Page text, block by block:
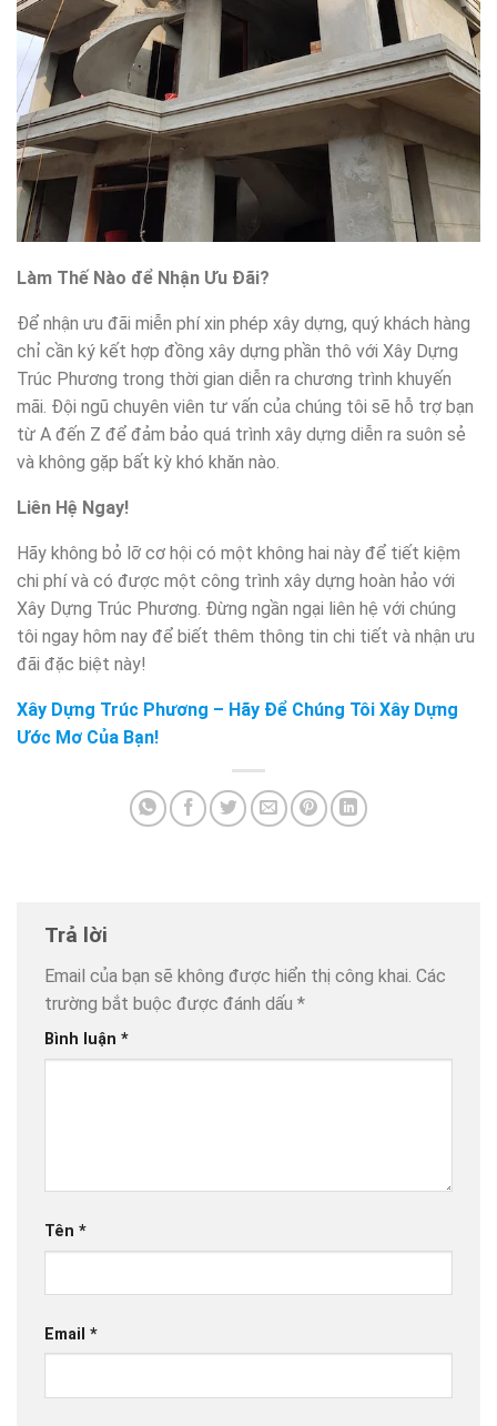
Làm Thế Nào để Nhận Ưu Đãi?
Để nhận ưu đãi miễn phí xin phép xây dựng, quý khách hàng
chỉ cần ký kết hợp đồng xây dựng phần thô với Xây Dựng
Trúc Phương trong thời gian diễn ra chương trình khuyến
mãi. Đội ngũ chuyên viên tư vấn của chúng tôi sẽ hỗ trợ bạn
từ A đến Z để đảm bảo quá trình xây dựng diễn ra suôn sẻ
và không gặp bất kỳ khó khăn nào.
Liên Hệ Ngay!
Hãy không bỏ lỡ cơ hội có một không hai này để tiết kiệm
chi phí và có được một công trình xây dựng hoàn hảo với
Xây Dựng Trúc Phương. Đừng ngần ngại liên hệ với chúng
tôi ngay hôm nay để biết thêm thông tin chi tiết và nhận ưu
đãi đặc biệt này!
Xây Dựng Trúc Phương – Hãy Để Chúng Tôi Xây Dựng
Ước Mơ Của Bạn!
Trả lời
Email của bạn sẽ không được hiển thị công khai. Các
trường bắt buộc được đánh dấu *
Bình luận *
Tên *
Email *